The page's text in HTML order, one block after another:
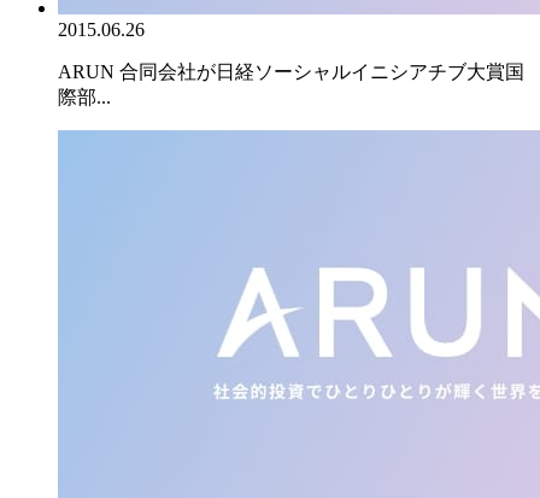
2015.06.26
ARUN 合同会社が日経ソーシャルイニシアチブ大賞国
際部...